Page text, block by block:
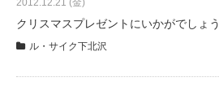
2012.12.21 (金)
クリスマスプレゼントにいかがでしょう
ル・サイク下北沢